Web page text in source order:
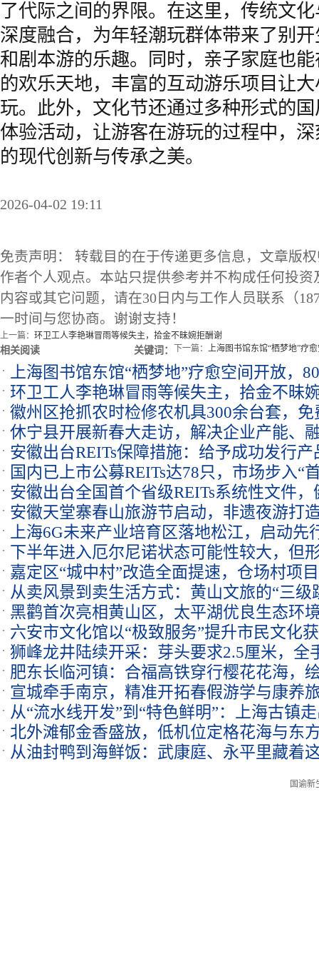
了代际之间的界限。在这里，传统文
深度融合，为年轻潮玩群体带来了别
和剧本游的乐趣。同时，亲子家庭也
的欢乐天地，丰富的互动游乐项目让
玩。此外，文化节还通过多种形式的
体验活动，让游客在游玩的过程中，
的现代创新与传承之美。
2026-04-02 19:11
免责声明： 转载目的在于传递更多信息，文章版
作者个人观点。本站只提供参考并不构成任何投
内容或其它问题，请在30日内与工作人员联系（
一时间与您协商。谢谢支持！
上一篇： 环卫工人李艳琳冒雨等候失主，拾金不昧婉拒酬谢
下一篇： 上海图书馆东馆“栖梦地”疗
相关阅读 关键词：
上海图书馆东馆“栖梦地”疗愈空间开放，
市情绪
环卫工人李艳琳冒雨等候失主，拾金不昧
徽州区抢抓农时检修农机具300余台套，
安全系数
休宁县开展新春大走访，解决企业产能、
个安徽出台REITs保障措施：给予成功发行
国内已上市公募REITs达78只，市场步入“
安徽出台全国首个省级REITs系统性文件
行协调服务
安徽天堂寨春山旅游节启动，非遗夜游打
上海6G未来产业培育区落地松江，启动先
下半年进入厄尔尼诺状态可能性较大，但
识嘉定区“城中村”改造全面提速，仓场村项
从卖风景到卖生活方式：黄山文旅的“三级
黑鹳首次亮相黄山区，太平湖优良生态环
六安市文化馆以“极致服务”提升市民文化
狮峰龙井陆续开采：芽头要求2.5厘米，全
肥东长临河镇：合福高铁穿行樱花花海，
宣城牵手南京，精准开拓春假游学与康养
从“流水线开发”到“特色鲜明”：上海古镇
北外滩郁金香盛放，低机位定格花海与东
从油封鸭到海鲜饭：武康庭、永平里藏着
国谕新